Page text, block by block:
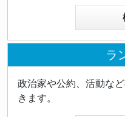
ラ
政治家や公約、活動な
きます。